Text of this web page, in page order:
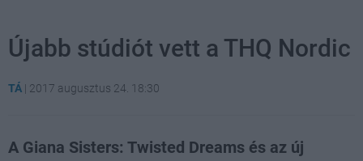
Újabb stúdiót vett a THQ Nordic
TÁ | 2017 augusztus 24. 18:30
A Giana Sisters: Twisted Dreams és az új